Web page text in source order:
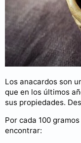
Los anacardos son
que en los últimos
sus propiedades.
Por cada 100
encontrar: